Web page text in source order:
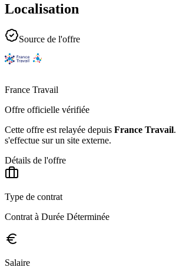
Localisation
Source de l'offre
France Travail
Offre officielle vérifiée
Cette offre est relayée depuis France Travail.
s'effectue sur un site externe.
Détails de l'offre
Type de contrat
Contrat à Durée Déterminée
Salaire